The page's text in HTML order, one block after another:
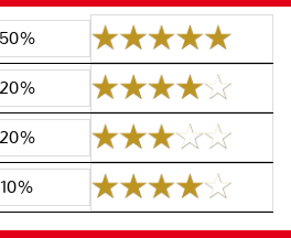
50%
20%
20%
10%